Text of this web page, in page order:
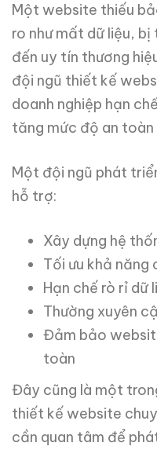
Một website thiếu
ro như mất dữ liệu,
đến uy tín thương
đội ngũ thiết kế
doanh nghiệp hạn
tăng mức độ an toàn
Một đội ngũ phát
hỗ trợ:
Xây dựng hệ
Tối ưu khả
Hạn chế rò rỉ dữ
Thường xuyên
Đảm bảo
toàn
Đây cũng là một
thiết kế website
cần quan tâm để